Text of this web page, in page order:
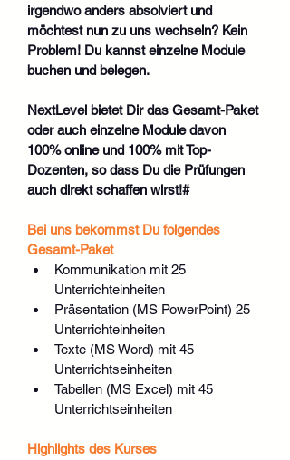
irgendwo anders absolviert und
möchtest nun zu uns wechseln? Kein
Problem! Du kannst einzelne Module
buchen und belegen.
NextLevel bietet Dir das Gesamt-Paket
oder auch einzelne Module davon
100% online und 100% mit Top-
Dozenten, so dass Du die Prüfungen
auch direkt schaffen wirst!#
Bei uns bekommst Du folgendes
Gesamt-Paket
Kommunikation mit 25
Unterrichteinheiten
Präsentation (MS PowerPoint) 25
Unterrichteinheiten
Texte (MS Word) mit 45
Unterrichtseinheiten
Tabellen (MS Excel) mit 45
Unterrichtseinheiten
Highlights des Kurses